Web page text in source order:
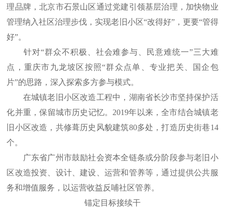
理品牌，北京市石景山区通过党建引领基层治理，加快物业
管理纳入社区治理步伐，实现老旧小区“改得好”，更要“管得
好”。
针对“群众不积极、社会难参与、民意难统一”三大难
点，重庆市九龙坡区按照“群众点单、专业把关、国企包
片”的思路，深入探索多方参与模式。
在城镇老旧小区改造工程中，湖南省长沙市坚持保护活
化并重，保留城市历史记忆。2019年以来，全市结合城镇老
旧小区改造，共修葺历史风貌建筑80多处，打造历史街巷14
个。
广东省广州市鼓励社会资本全链条或分阶段参与老旧小
区改造投资、设计、建设、运营和管养等，通过提供公共服
务和增值服务，以运营收益反哺社区管养。
锚定目标接续干